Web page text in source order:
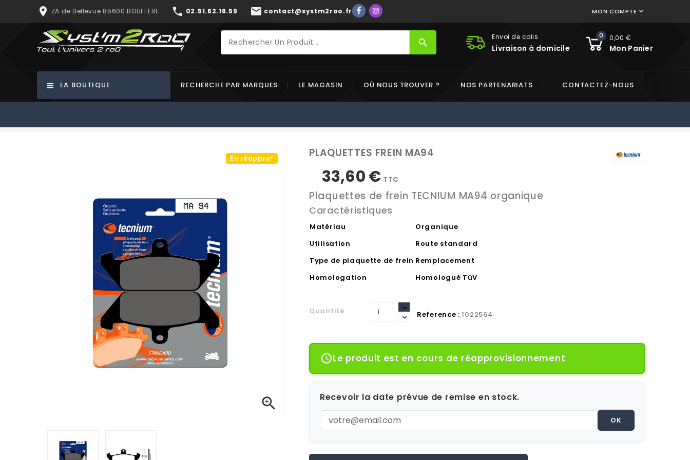
place ZA de Bellevue 85600 BOUFFERE phone 02.51.62.16.59 mail contact@systm2roo.fr MON COMPTE 
0 0,00 €
Mon Panier
Envoi de colis
Livraison à domicile
search
LA BOUTIQUE RECHERCHE PAR MARQUES LE MAGASIN OÙ NOUS TROUVER ? NOS PARTENARIATS CONTACTEZ-NOUS
En réappro*

PLAQUETTES FREIN MA94
33,60 € TTC
Plaquettes de frein TECNIUM MA94 organique
Caractéristiques
Matériau
Organique
Utilisation
Route standard
Type de plaquette de frein Remplacement
Homologation
Homologué TüV
Quantité Reference : 1022564
Le produit est en cours de réapprovisionnement
Recevoir la date prévue de remise en stock.
OK